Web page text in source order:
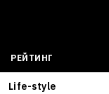
РЕЙТИНГ
Life-style